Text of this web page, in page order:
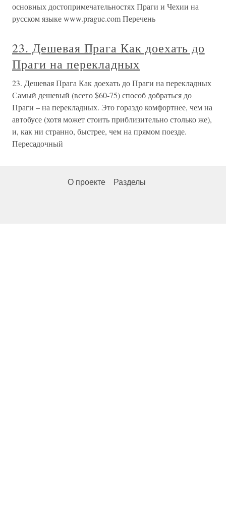
основных достопримечательностях Праги и Чехии на
русском языке www.prague.com Перечень
23. Дешевая Прага Как доехать до
Праги на перекладных
23. Дешевая Прага Как доехать до Праги на перекладных
Самый дешевый (всего $60-75) способ добраться до
Праги – на перекладных. Это гораздо комфортнее, чем на
автобусе (хотя может стоить приблизительно столько же),
и, как ни странно, быстрее, чем на прямом поезде.
Пересадочный
О проекте Разделы